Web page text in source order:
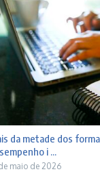
da metade dos
i ...
maio de 2026